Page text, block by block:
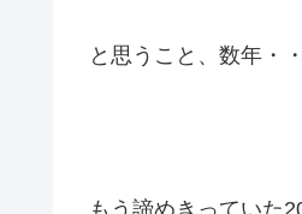
と思うこと、数年・